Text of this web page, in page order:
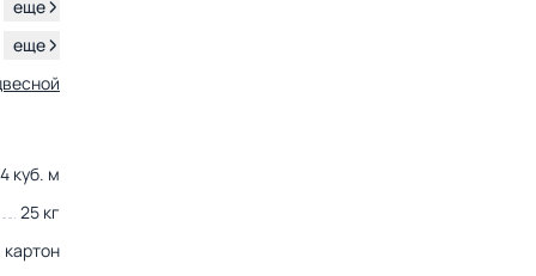
еще
еще
куб. м
25 кг
картон